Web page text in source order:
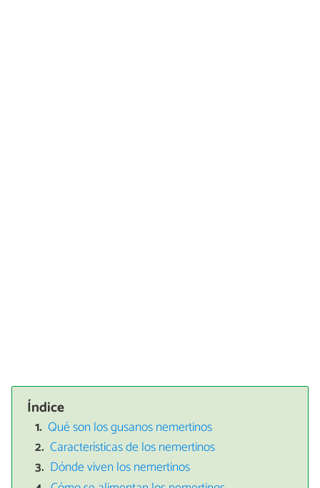
Índice
Qué son los gusanos nemertinos
Características de los nemertinos
Dónde viven los nemertinos